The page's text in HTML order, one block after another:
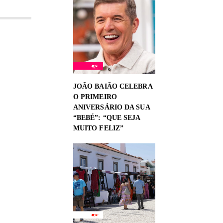
JOÃO BAIÃO CELEBRA
O PRIMEIRO
ANIVERSÁRIO DA SUA
“BEBÉ”: “QUE SEJA
MUITO FELIZ”